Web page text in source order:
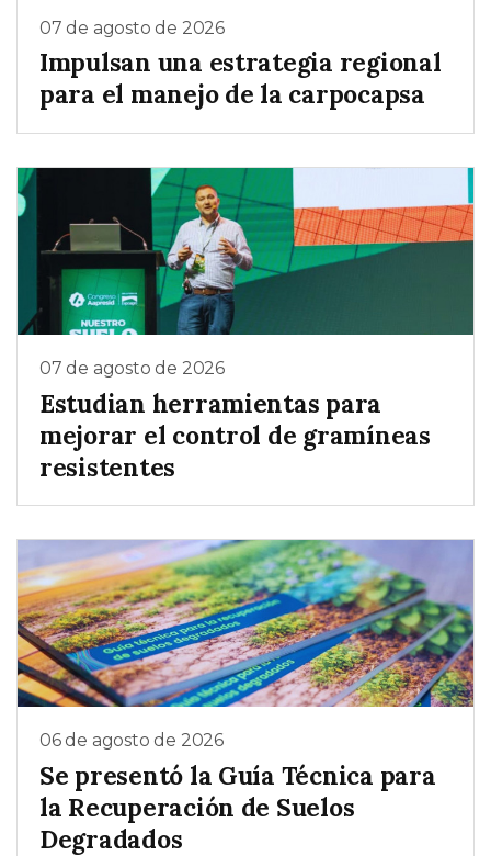
07 de agosto de 2026
Impulsan una estrategia regional
para el manejo de la carpocapsa
07 de agosto de 2026
Estudian herramientas para
mejorar el control de gramíneas
resistentes
06 de agosto de 2026
Se presentó la Guía Técnica para
la Recuperación de Suelos
Degradados